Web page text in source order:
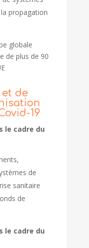
propagation
globale
de plus de 90
de
19
le cadre du
de
sanitaire
de
le cadre du